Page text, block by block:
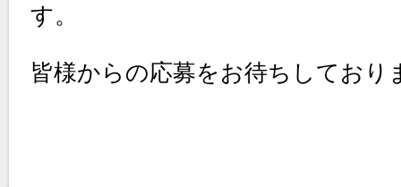
す。
皆様からの応募をお待ちしており